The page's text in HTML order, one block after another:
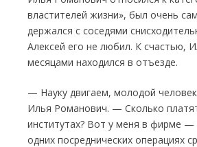
властителей жизни», был очень
держался с соседями
Алексей его не любил. К счас­тью,
месяцами находился в отъезде.
— Науку двигаем, молодой
Илья Романович. — Сколько
институтах? Вот у меня в фирме —
одних посреднических операциях